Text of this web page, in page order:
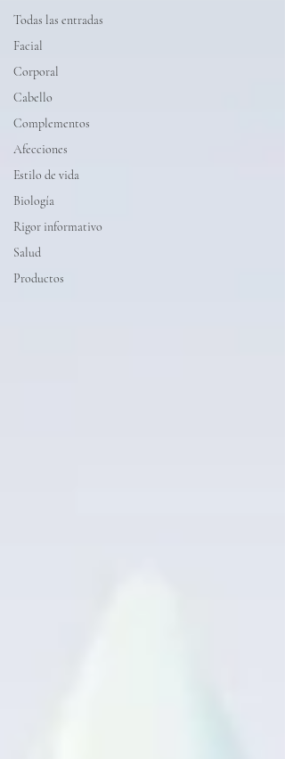
Todas las entradas
Facial
Corporal
Cabello
Complementos
Afecciones
Estilo de vida
Biología
Rigor informativo
Salud
Productos